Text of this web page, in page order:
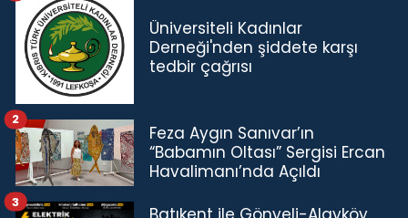
Üniversiteli Kadınlar
Derneği'nden şiddete karşı
tedbir çağrısı
Feza Aygın Sanıvar’ın
“Babamın Oltası” Sergisi Ercan
Havalimanı’nda Açıldı
2
3